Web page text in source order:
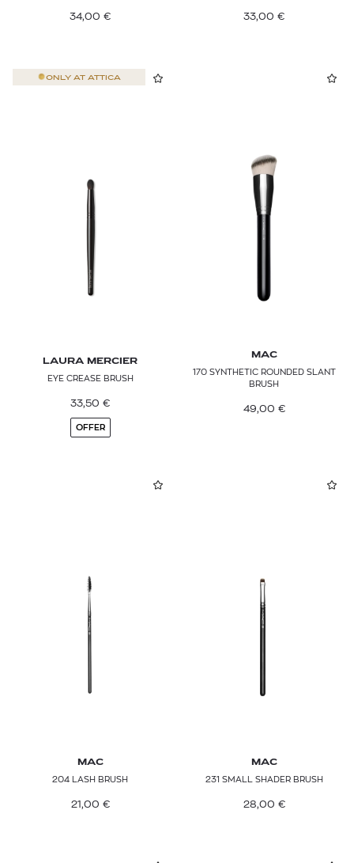
34,00 € 33,00 €
ONLY AT ATTICA
LAURA MERCIER
EYE CREASE BRUSH
33,50 €
OFFER
MAC
170 SYNTHETIC ROUNDED SLANT
BRUSH
49,00 €
MAC
204 LASH BRUSH
21,00 €
MAC
231 SMALL SHADER BRUSH
28,00 €